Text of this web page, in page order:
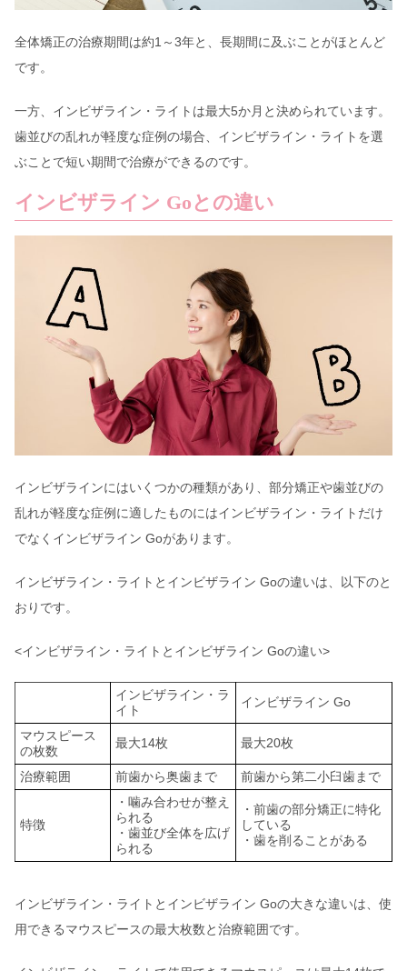
全体矯正の治療期間は約1～3年と、長期間に及ぶことがほとんど
です。
一方、インビザライン・ライトは最大5か月と決められています。
歯並びの乱れが軽度な症例の場合、インビザライン・ライトを選
ぶことで短い期間で治療ができるのです。
インビザライン Goとの違い
インビザラインにはいくつかの種類があり、部分矯正や歯並びの
乱れが軽度な症例に適したものにはインビザライン・ライトだけ
でなくインビザライン Goがあります。
インビザライン・ライトとインビザライン Goの違いは、以下のと
おりです。
<インビザライン・ライトとインビザライン Goの違い>
インビザライン・ラ
イト
インビザライン Go
マウスピース
の枚数
最大14枚 最大20枚
治療範囲 前歯から奥歯まで 前歯から第二小臼歯まで
特徴
・噛み合わせが整え
られる
・歯並び全体を広げ
られる
・前歯の部分矯正に特化
している
・歯を削ることがある
インビザライン・ライトとインビザライン Goの大きな違いは、使
用できるマウスピースの最大枚数と治療範囲です。